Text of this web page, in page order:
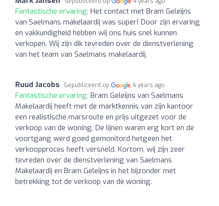
Fantastische ervaring: Het contact met Bram Geleijns
van Saelmans makelaardij was super! Door zijn ervaring
en vakkundigheid hebben wij ons huis snel kunnen
verkopen. Wij zijn dik tevreden over de dienstverlening
van het team van Saelmans makelaardij.
Ruud Jacobs Gepubliceerd op 4 years ago
Fantastische ervaring: Bram Geleijns van Saelmans
Makelaardij heeft met de marktkennis van zijn kantoor
een realistische marsroute en prijs uitgezet voor de
verkoop van de woning. De lijnen waren erg kort en de
voortgang werd goed gemonitord hetgeen het
verkoopproces heeft versneld. Kortom, wij zijn zeer
tevreden over de dienstverlening van Saelmans
Makelaardij en Bram Geleijns in het bijzonder met
betrekking tot de verkoop van de woning.